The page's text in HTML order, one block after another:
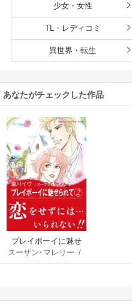
少女・女性
TL・レディコミ
異世界・転生
あなたがチェックした作品
プレイボーイに魅せ
られて (2)
スーザン･マレリー /
瀧川イヴ